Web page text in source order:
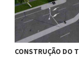
CONSTRUÇÃO DO